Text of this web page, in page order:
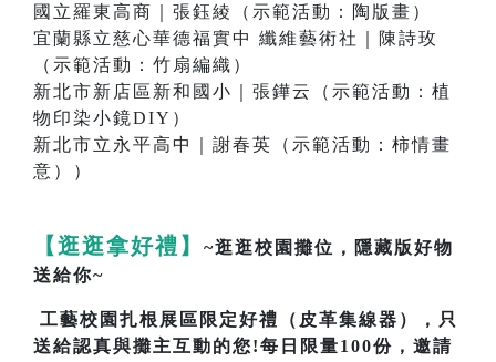
國立羅東高商｜張鈺綾（示範活動：陶版畫）
宜蘭縣立慈心華德福實中 纖維藝術社｜陳詩玫
（示範活動：竹扇編織）
新北市新店區新和國小｜張鏵云（示範活動：植
物印染小鏡DIY）
新北市立永平高中｜謝春英（示範活動：柿情畫
意））
【逛逛拿好禮】
~逛逛校園攤位，隱藏版好物
送給你~
工藝校園扎根展區限定好禮（皮革集線器），只
送給認真與攤主互動的您!每日限量100份，邀請